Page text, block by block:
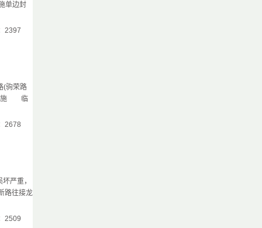
单边封
2397
(驹荣路
施 临
2678
严重，
路往接龙
2509